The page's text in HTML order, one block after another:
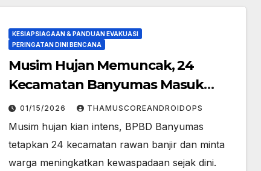
KESIAPSIAGAAN & PANDUAN EVAKUASI
PERINGATAN DINI BENCANA
Musim Hujan Memuncak, 24
Kecamatan Banyumas Masuk
Peta Rawan Banjir
01/15/2026 THAMUSCOREANDROIDOPS
Musim hujan kian intens, BPBD Banyumas
tetapkan 24 kecamatan rawan banjir dan minta
warga meningkatkan kewaspadaan sejak dini.